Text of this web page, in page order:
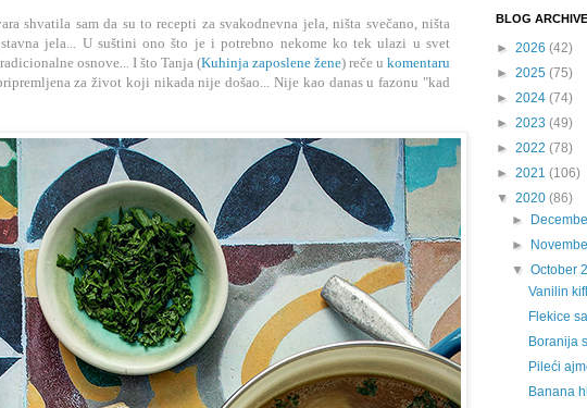
shvatila sam da su to recepti za svakodnevna jela, ništa svečano, ništa
jela... U suštini ono što je i potrebno nekome ko tek ulazi u svet
osnove... I što Tanja (Kuhinja zaposlene žene) reče u komentaru
za život koji nikada nije došao... Nije kao danas u fazonu "kad
BLOG ARCHIVE
► 2026 (42)
► 2025 (75)
► 2024 (74)
► 2023 (49)
► 2022 (78)
► 2021 (106)
▼ 2020 (86)
►
►
▼ October
Vanilin
Flekice
Boranija
Pileći
Banana